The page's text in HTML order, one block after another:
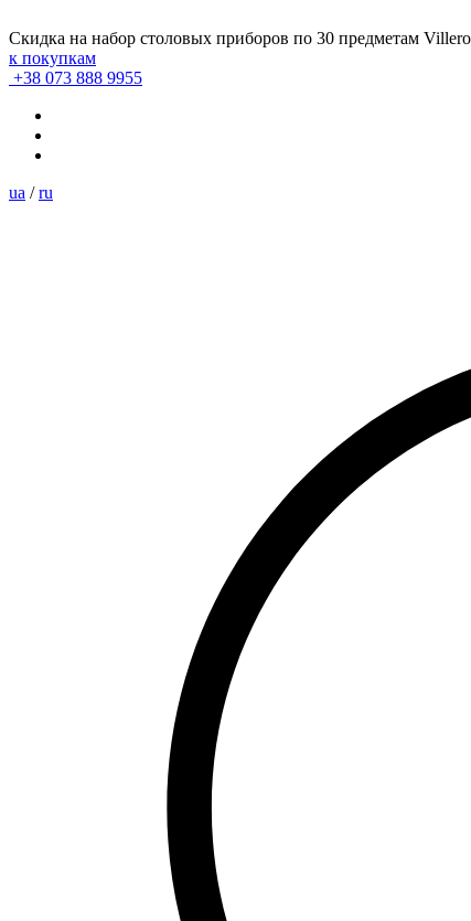
Скидка на набор столовых приборов по 30 предметам
к покупкам
+38 073 888 9955
ua / ru